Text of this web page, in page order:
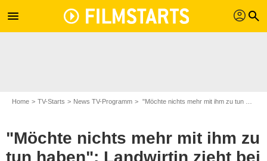
menu profil search
Home TV-Starts News TV-Programm "Möchte nichts mehr mit ihm zu tun haben": Landwirtin zieht bei "Bauer sucht Frau International" nach Grenzüberschreitung klare Konsequenzen
"Möchte nichts mehr mit ihm zu
tun haben": Landwirtin zieht bei